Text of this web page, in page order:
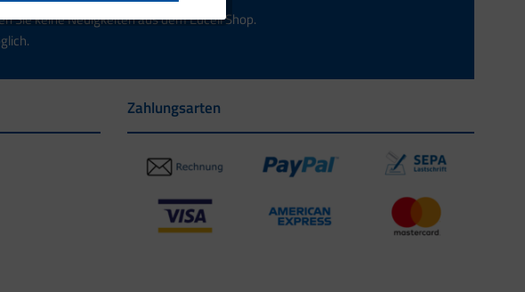
Sie keine Neuigkeiten aus dem Eucell Shop.
Zahlungsarten